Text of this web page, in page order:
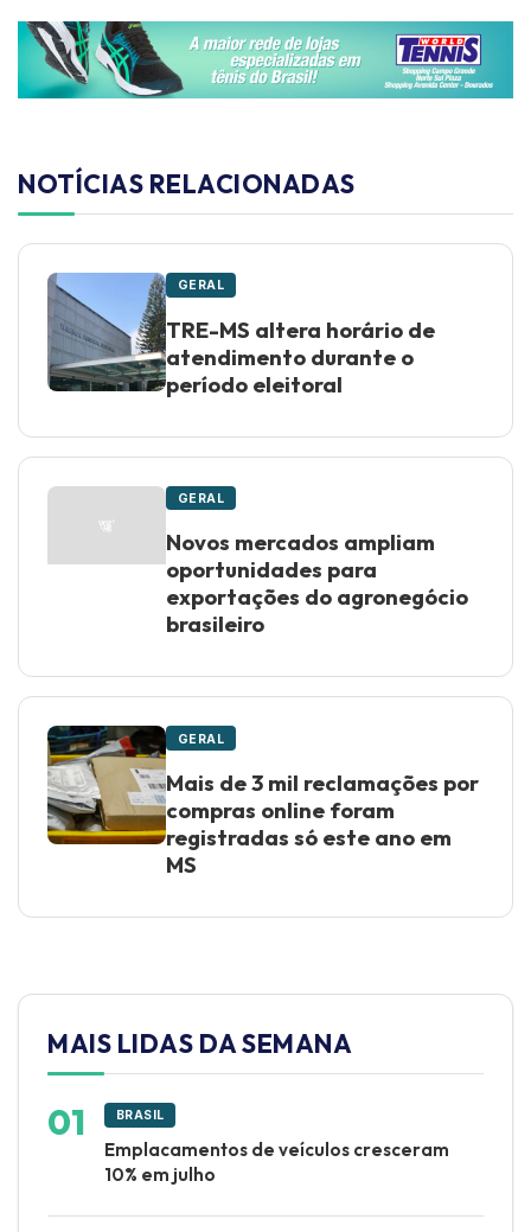
NOTÍCIAS RELACIONADAS
GERAL
TRE-MS altera horário de
atendimento durante o
período eleitoral
GERAL
Novos mercados ampliam
oportunidades para
exportações do agronegócio
brasileiro
GERAL
Mais de 3 mil reclamações por
compras online foram
registradas só este ano em
MS
MAIS LIDAS DA SEMANA
BRASIL
Emplacamentos de veículos cresceram
10% em julho